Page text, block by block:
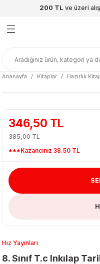
200 TL ve üzeri
Geri
Geri
& Matara
Geri
Geri
Geri
Geri
Anasayfa
Kitaplar Hazırlık
Hız Yayınları
8. Sınıf T.c Inkılap
346,50 TL
385,00 TL
***Kazancınız 38.50 TL